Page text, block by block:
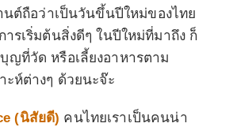
นต์ถือว่าเป็นวันขึ้นปีใหม่ของไทย
ารเริ่มต้นสิ่งดีๆ ในปีใหม่ที่มาถึง ก็
ญที่วัด หรือเลี้ยงอาหารตาม
ะห์ต่างๆ ด้วยนะจ๊ะ
(นิสัยดี) คนไทยเราเป็นคนน่า